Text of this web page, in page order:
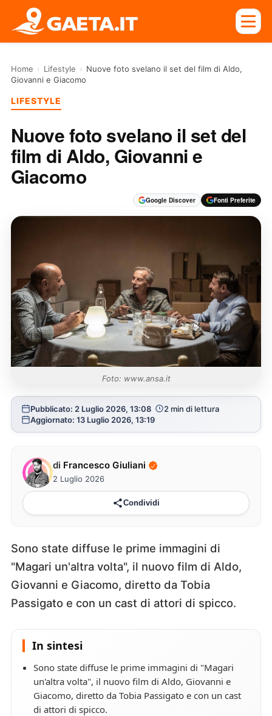
Home › Lifestyle › Nuove foto svelano il set del film di Aldo,
Giovanni e Giacomo
LIFESTYLE
Nuove foto svelano il set del
film di Aldo, Giovanni e
Giacomo
Google Discover Fonti Preferite
Foto: www.ansa.it
Pubblicato: 2 Luglio 2026, 13:08
2 min di lettura
Aggiornato: 13 Luglio 2026, 13:19
di Francesco Giuliani
2 Luglio 2026
Condividi
Sono state diffuse le prime immagini di
"Magari un'altra volta", il nuovo film di Aldo,
Giovanni e Giacomo, diretto da Tobia
Passigato e con un cast di attori di spicco.
In sintesi
Sono state diffuse le prime immagini di "Magari
un'altra volta", il nuovo film di Aldo, Giovanni e
Giacomo, diretto da Tobia Passigato e con un cast
di attori di spicco.